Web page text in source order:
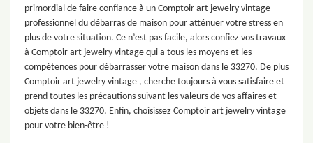
primordial de faire confiance à un Comptoir art jewelry vintage
professionnel du débarras de maison pour atténuer votre stress en
plus de votre situation. Ce n’est pas facile, alors confiez vos travaux
à Comptoir art jewelry vintage qui a tous les moyens et les
compétences pour débarrasser votre maison dans le 33270. De plus
Comptoir art jewelry vintage , cherche toujours à vous satisfaire et
prend toutes les précautions suivant les valeurs de vos affaires et
objets dans le 33270. Enfin, choisissez Comptoir art jewelry vintage
pour votre bien-être !